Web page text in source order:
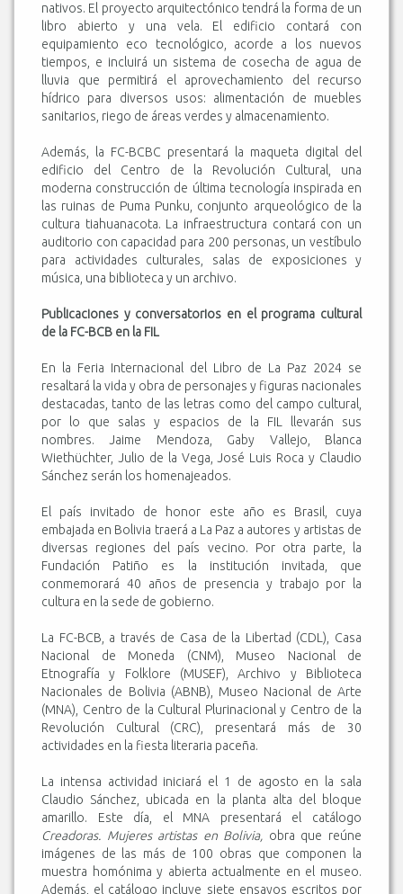
nativos. El proyecto arquitectónico tendrá la forma de un
libro abierto y una vela. El edificio contará con
equipamiento eco tecnológico, acorde a los nuevos
tiempos, e incluirá un sistema de cosecha de agua de
lluvia que permitirá el aprovechamiento del recurso
hídrico para diversos usos: alimentación de muebles
sanitarios, riego de áreas verdes y almacenamiento.
Además, la FC-BCBC presentará la maqueta digital del
edificio del Centro de la Revolución Cultural, una
moderna construcción de última tecnología inspirada en
las ruinas de Puma Punku, conjunto arqueológico de la
cultura tiahuanacota. La infraestructura contará con un
auditorio con capacidad para 200 personas, un vestíbulo
para actividades culturales, salas de exposiciones y
música, una biblioteca y un archivo.
Publicaciones y conversatorios en el programa cultural
de la FC-BCB en la FIL
En la Feria Internacional del Libro de La Paz 2024 se
resaltará la vida y obra de personajes y figuras nacionales
destacadas, tanto de las letras como del campo cultural,
por lo que salas y espacios de la FIL llevarán sus
nombres. Jaime Mendoza, Gaby Vallejo, Blanca
Wiethüchter, Julio de la Vega, José Luis Roca y Claudio
Sánchez serán los homenajeados.
El país invitado de honor este año es Brasil, cuya
embajada en Bolivia traerá a La Paz a autores y artistas de
diversas regiones del país vecino. Por otra parte, la
Fundación Patiño es la institución invitada, que
conmemorará 40 años de presencia y trabajo por la
cultura en la sede de gobierno.
La FC-BCB, a través de Casa de la Libertad (CDL), Casa
Nacional de Moneda (CNM), Museo Nacional de
Etnografía y Folklore (MUSEF), Archivo y Biblioteca
Nacionales de Bolivia (ABNB), Museo Nacional de Arte
(MNA), Centro de la Cultural Plurinacional y Centro de la
Revolución Cultural (CRC), presentará más de 30
actividades en la fiesta literaria paceña.
La intensa actividad iniciará el 1 de agosto en la sala
Claudio Sánchez, ubicada en la planta alta del bloque
amarillo. Este día, el MNA presentará el catálogo
Creadoras. Mujeres artistas en Bolivia, obra que reúne
imágenes de las más de 100 obras que componen la
muestra homónima y abierta actualmente en el museo.
Además, el catálogo incluye siete ensayos escritos por